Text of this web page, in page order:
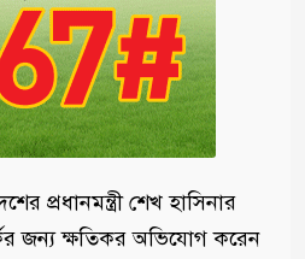
প্রধানমন্ত্রী শেখ হাসিনার
জন্য ক্ষতিকর অভিযোগ করেন